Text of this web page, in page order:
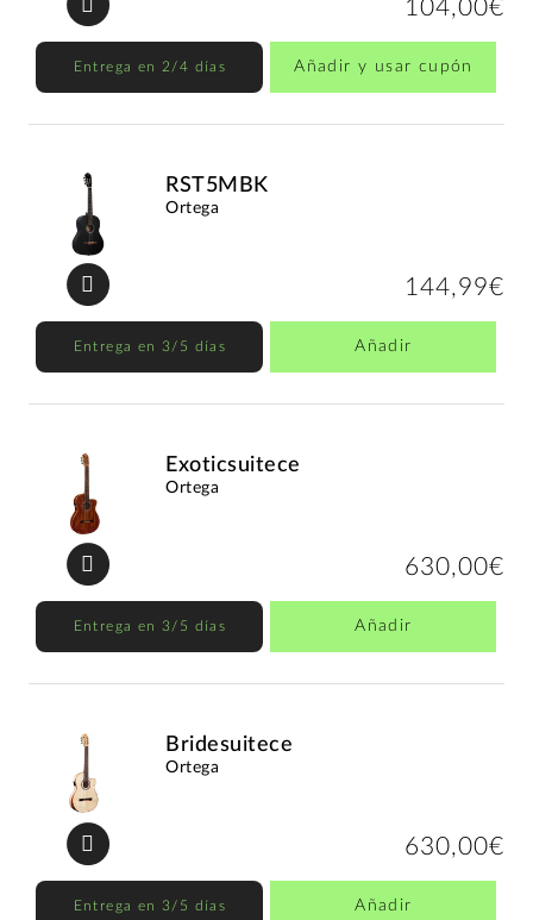
104,00€
Entrega en 2/4 días Añadir y usar cupón
RST5MBK
Ortega
144,99€
Entrega en 3/5 días Añadir
Exoticsuitece
Ortega
630,00€
Entrega en 3/5 días Añadir
Bridesuitece
Ortega
630,00€
Entrega en 3/5 días Añadir